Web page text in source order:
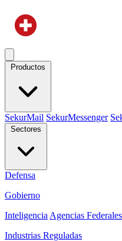
Productos
SekurMail SekurMessenger
Sectores
Defensa
Gobierno
Inteligencia Agencias Federales
Industrias Reguladas